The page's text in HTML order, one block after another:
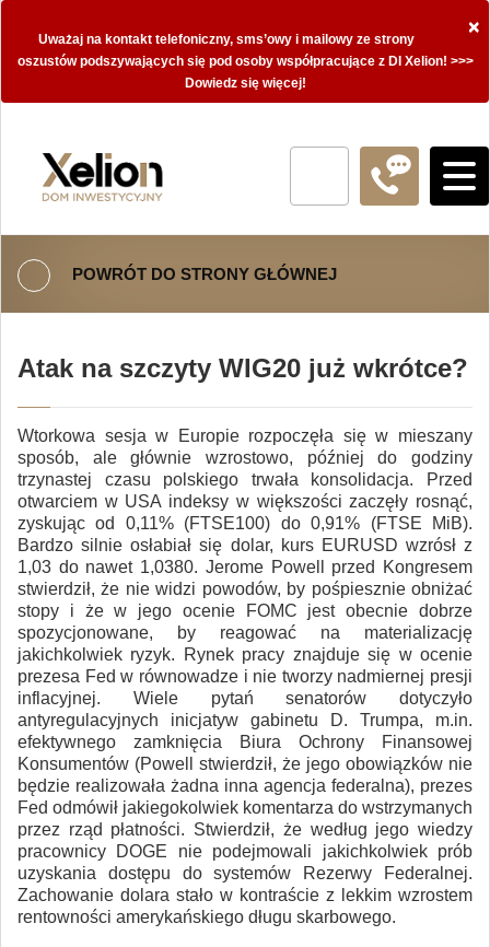
×
Uważaj na kontakt telefoniczny, sms’owy i mailowy ze strony
oszustów podszywających się pod osoby współpracujące z DI Xelion! >>>
Dowiedz się więcej!
POWRÓT DO STRONY GŁÓWNEJ
Atak na szczyty WIG20 już wkrótce?
Wtorkowa sesja w Europie rozpoczęła się w mieszany
sposób, ale głównie wzrostowo, później do godziny
trzynastej czasu polskiego trwała konsolidacja. Przed
otwarciem w USA indeksy w większości zaczęły rosnąć,
zyskując od 0,11% (FTSE100) do 0,91% (FTSE MiB).
Bardzo silnie osłabiał się dolar, kurs EURUSD wzrósł z
1,03 do nawet 1,0380. Jerome Powell przed Kongresem
stwierdził, że nie widzi powodów, by pośpiesznie obniżać
stopy i że w jego ocenie FOMC jest obecnie dobrze
spozycjonowane, by reagować na materializację
jakichkolwiek ryzyk. Rynek pracy znajduje się w ocenie
prezesa Fed w równowadze i nie tworzy nadmiernej presji
inflacyjnej. Wiele pytań senatorów dotyczyło
antyregulacyjnych inicjatyw gabinetu D. Trumpa, m.in.
efektywnego zamknięcia Biura Ochrony Finansowej
Konsumentów (Powell stwierdził, że jego obowiązków nie
będzie realizowała żadna inna agencja federalna), prezes
Fed odmówił jakiegokolwiek komentarza do wstrzymanych
przez rząd płatności. Stwierdził, że według jego wiedzy
pracownicy DOGE nie podejmowali jakichkolwiek prób
uzyskania dostępu do systemów Rezerwy Federalnej.
Zachowanie dolara stało w kontraście z lekkim wzrostem
rentowności amerykańskiego długu skarbowego.